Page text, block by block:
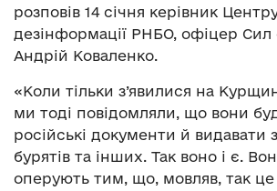
розповів 14 січня керівник
дезінформації РНБО, офіцер Сил
Андрій Коваленко.
«Коли тільки з’явилися на
ми тоді повідомляли, що вони
російські документи й видавати
бурятів та інших. Так воно і є.
оперують тим, що, мовляв, так це